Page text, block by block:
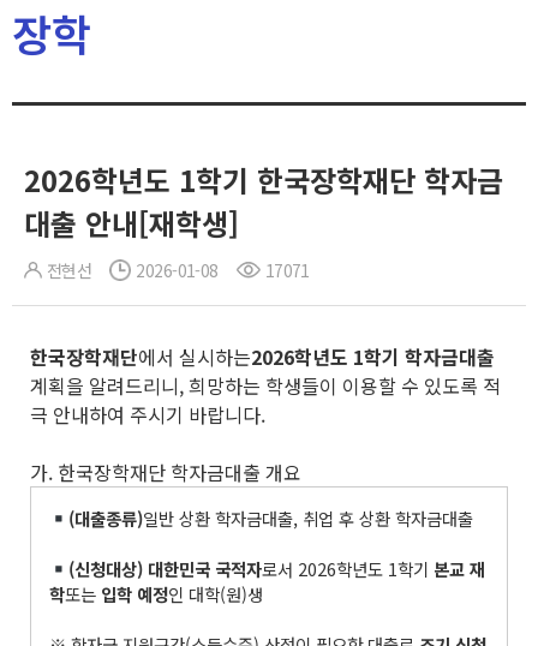
장학
2026학년도 1학기 한국장학재단 학자금
대출 안내[재학생]
전현선 2026-01-08 17071
한국장학재단에서 실시하는2026학년도 1학기 학자금대출
계획을 알려드리니, 희망하는 학생들이 이용할 수 있도록 적
극 안내하여 주시기 바랍니다.
가. 한국장학재단 학자금대출 개요
(대출종류)일반 상환 학자금대출, 취업 후 상환 학자금대출
(신청대상) 대한민국 국적자로서 2026학년도 1학기 본교 재
학또는 입학 예정인 대학(원)생